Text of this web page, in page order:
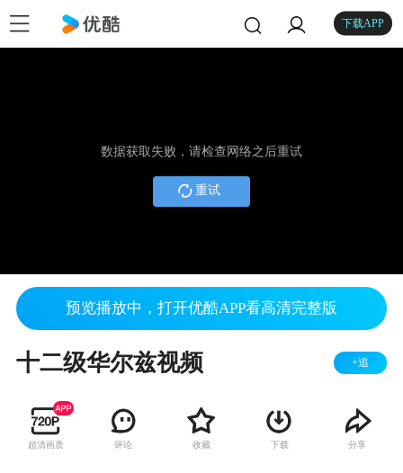
下载APP
数据获取失败，请检查网络之后重试
重试
预览播放中，打开优酷APP看高清完整版
十二级华尔兹视频 +追
超清画质 评论 收藏 下载 分享